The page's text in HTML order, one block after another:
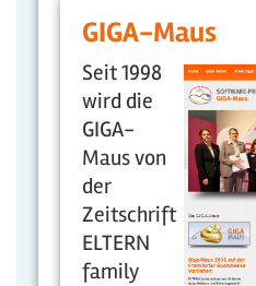
GIGA-Maus
Seit 1998
wird die
GIGA-
Maus von
der
Zeitschrift
ELTERN
family